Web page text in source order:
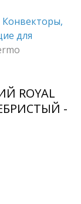
Конвекторы,
для
ROYAL
-